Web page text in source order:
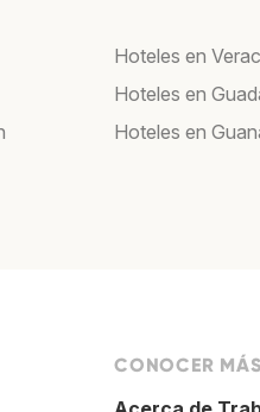
Hoteles en
Hoteles en
Hoteles en
CONOCER MÁS